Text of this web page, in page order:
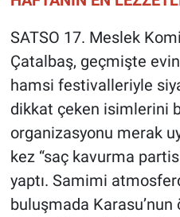
SATSO 17. Meslek
Çatalbaş, geçmişte
hamsi festivalleriyle
dikkat çeken isimlerini
organizasyonu merak
kez “saç kavurma
yaptı. Samimi
buluşmada